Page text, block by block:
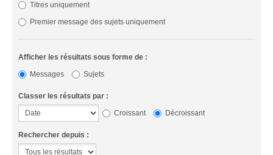
Titres uniquement
Premier message des sujets uniquement
Afficher les résultats sous forme de :
Messages
Sujets
Classer les résultats par :
Croissant
Décroissant
Rechercher depuis :